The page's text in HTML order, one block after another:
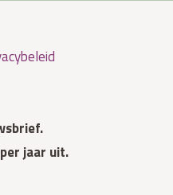
jaar uit.